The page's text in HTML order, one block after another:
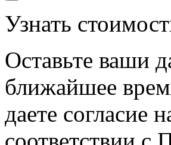
Узнать
Оставьте ваши
ближайшее
даете согласие